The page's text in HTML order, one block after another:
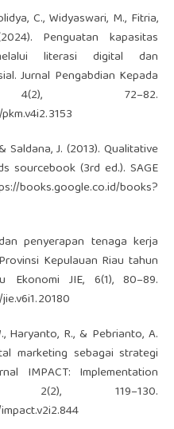
C., Widyaswari, M., Fitria,
Penguatan kapasitas
literasi digital dan
Jurnal Pengabdian Kepada
4(2), 72–82.
Saldana, J. (2013). Qualitative
sourcebook (3rd ed.). SAGE
books.google.co.id/books?
penyerapan tenaga kerja
Kepulauan Riau tahun
Ekonomi JIE, 6(1), 80–89.
Haryanto, R., & Pebrianto, A.
marketing sebagai strategi
IMPACT: Implementation
119–130.